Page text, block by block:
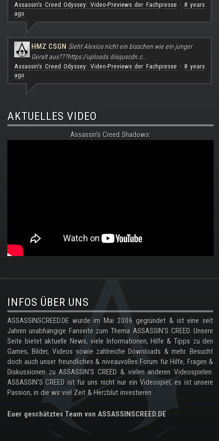
Assassin's Creed Odyssey: Video-Previews der Fachpresse· 8 years
ago
HMZ CSGN Sieht Alexios nicht ein bisschen wie ein junger
Geralt aus???https://uploads.disquscdn.c...
Assassin's Creed Odyssey: Video-Previews der Fachpresse· 8 years
ago
AKTUELLES VIDEO
Assassin's Creed Shadows:
.
INFOS ÜBER UNS
ASSASSINSCREED.DE wurde im Mai 2006 gegründet & ist eine seit
Jahren unabhängige Fanseite zum Thema ASSASSIN'S CREED. Unsere
Seite bietet aktuelle News, viele Informationen, Hilfe & Tipps zu den
Games, Bilder, Videos sowie zahlreiche Downloads & mehr. Besucht
doch auch unser freundliches & niveauvolles Forum für Hilfe, Fragen &
Diskussionen zu ASSASSIN'S CREED & vielen anderen Videospielen.
ASSASSIN'S CREED ist für uns nicht nur ein Videospiel, es ist unsere
Passion, in die wir viel Zeit & Herzblut investieren.
Euer geschätztes Team von ASSASSINSCREED.DE